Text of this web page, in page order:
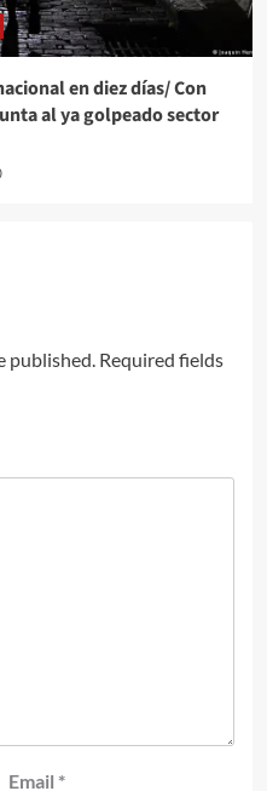
en diez días/ Con
al ya golpeado sector
published. Required fields
Email *